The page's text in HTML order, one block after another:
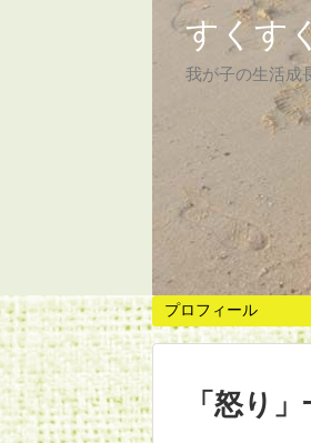
すくす
我が子の生活成
プロフィール
「 怒り 」